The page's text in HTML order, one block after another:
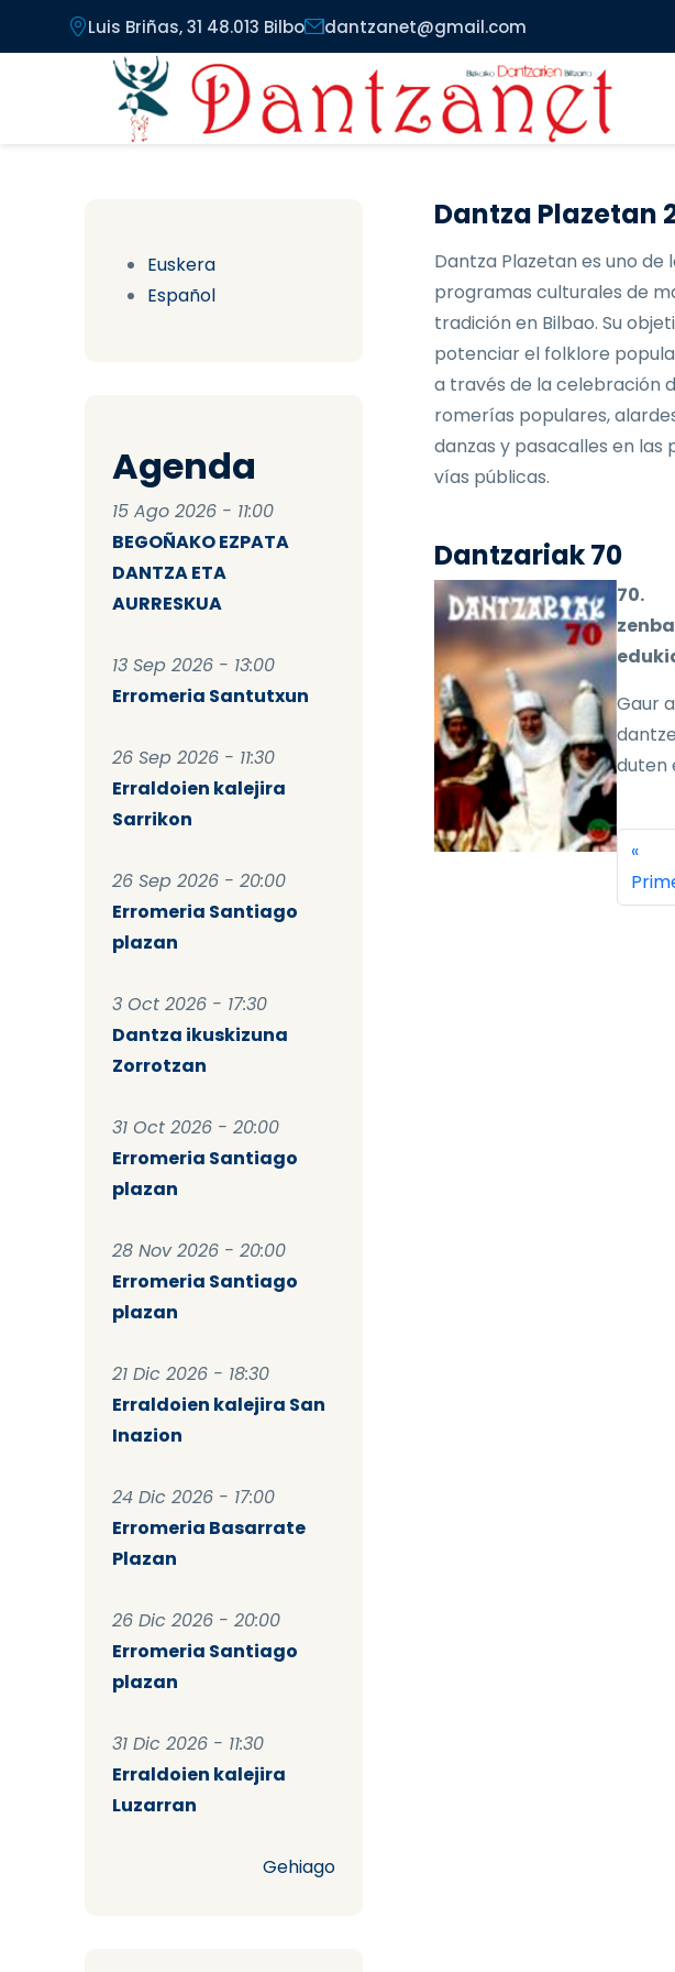
Pasar al contenido principal
Luis Briñas, 31 48.013 Bilbo dantzanet@gmail.com
Euskera
Español
Agenda
15 Ago 2026 - 11:00
BEGOÑAKO EZPATA
DANTZA ETA
AURRESKUA
13 Sep 2026 - 13:00
Erromeria Santutxun
26 Sep 2026 - 11:30
Erraldoien kalejira
Sarrikon
26 Sep 2026 - 20:00
Erromeria Santiago
plazan
3 Oct 2026 - 17:30
Dantza ikuskizuna
Zorrotzan
31 Oct 2026 - 20:00
Erromeria Santiago
plazan
28 Nov 2026 - 20:00
Erromeria Santiago
plazan
21 Dic 2026 - 18:30
Erraldoien kalejira San
Inazion
24 Dic 2026 - 17:00
Erromeria Basarrate
Plazan
26 Dic 2026 - 20:00
Erromeria Santiago
plazan
31 Dic 2026 - 11:30
Erraldoien kalejira
Luzarran
Gehiago
Dantza Plazetan
Dantza Plazetan es uno de
programas culturales de
tradición en Bilbao. Su
potenciar el folklore
a través de la celebración
romerías populares,
danzas y pasacalles en las
vías públicas.
Dantzariak 70
70.
Gaur
duten
Paginación
«